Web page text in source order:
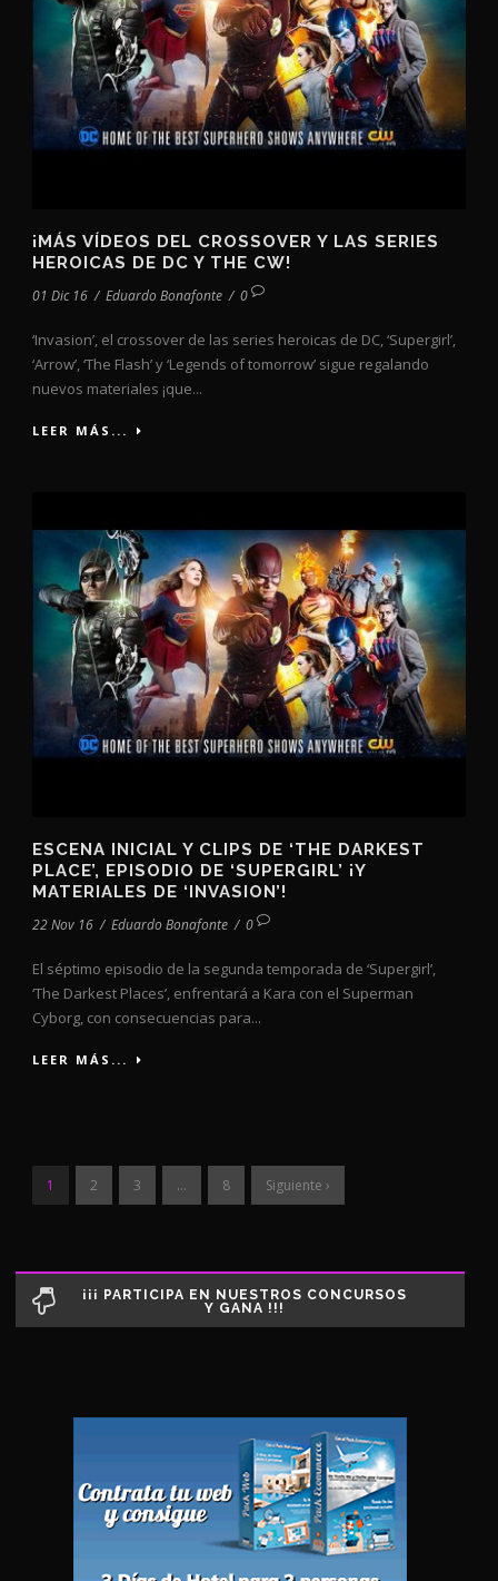
¡MÁS VÍDEOS DEL CROSSOVER Y LAS SERIES
HEROICAS DE DC Y THE CW!
01 Dic 16 / Eduardo Bonafonte / 0
‘Invasion’, el crossover de las series heroicas de DC, ‘Supergirl’,
‘Arrow’, ‘The Flash’ y ‘Legends of tomorrow’ sigue regalando
nuevos materiales ¡que...
LEER MÁS...
ESCENA INICIAL Y CLIPS DE ‘THE DARKEST
PLACE’, EPISODIO DE ‘SUPERGIRL’ ¡Y
MATERIALES DE ‘INVASION’!
22 Nov 16 / Eduardo Bonafonte / 0
El séptimo episodio de la segunda temporada de ‘Supergirl’,
‘The Darkest Places’, enfrentará a Kara con el Superman
Cyborg, con consecuencias para...
LEER MÁS...
1 2 3 … 8 Siguiente ›
¡¡¡ PARTICIPA EN NUESTROS CONCURSOS
Y GANA !!!